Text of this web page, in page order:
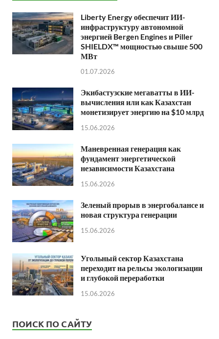
Liberty Energy обеспечит ИИ-
инфраструктуру автономной
энергией Bergen Engines и Piller
SHIELDX™ мощностью свыше 500
МВт
01.07.2026
Экибастузские мегаватты в ИИ-
вычисления или как Казахстан
монетизирует энергию на $10 млрд
15.06.2026
Маневренная генерация как
фундамент энергетической
независимости Казахстана
15.06.2026
Зеленый прорыв в энергобалансе и
новая структура генерации
15.06.2026
Угольный сектор Казахстана
переходит на рельсы экологизации
и глубокой переработки
15.06.2026
ПОИСК ПО САЙТУ